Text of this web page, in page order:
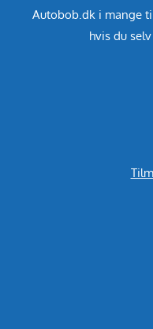
Autobob.dk i mange
hvis du